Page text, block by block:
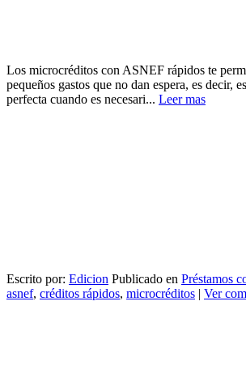
Los microcréditos con ASNEF rápidos te
pequeños gastos que no dan espera, es decir,
perfecta cuando es necesari... Leer mas
Escrito por: Edicion Publicado en Préstamos
asnef, créditos rápidos, microcréditos | Ver